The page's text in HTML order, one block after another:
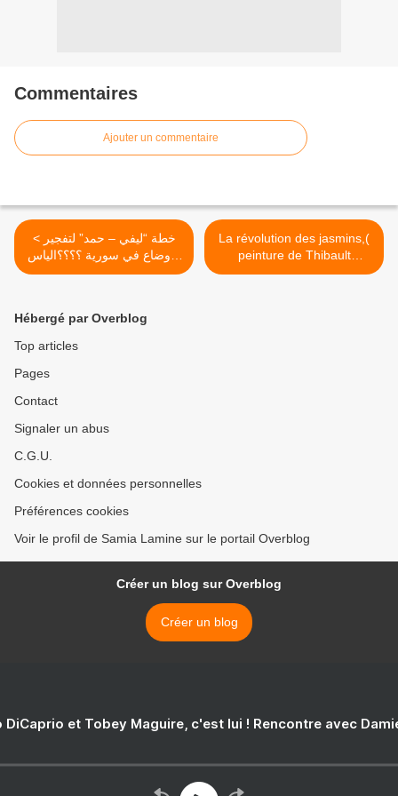
Commentaires
Ajouter un commentaire
< خطة “ليفي – حمد” لتفجير
الأوضاع في سورية ؟؟؟؟الياس
شلهوب
La révolution des jasmins,(
peinture de Thibault
Germain) >
Hébergé par Overblog
Top articles
Pages
Contact
Signaler un abus
C.G.U.
Cookies et données personnelles
Préférences cookies
Voir le profil de Samia Lamine sur le portail Overblog
Créer un blog sur Overblog
Créer un blog
DiCaprio et Tobey Maguire, c'est lui ! Rencontre avec